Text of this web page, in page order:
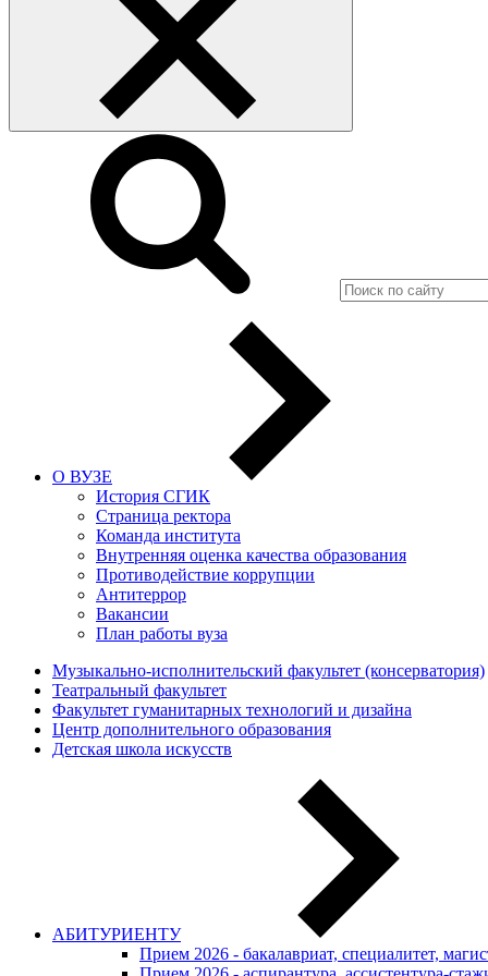
О ВУЗЕ
История СГИК
Страница ректора
Команда института
Внутренняя оценка качества образования
Противодействие коррупции
Антитеррор
Вакансии
План работы вуза
Музыкально-исполнительский факультет (консерватория)
Театральный факультет
Факультет гуманитарных технологий и дизайна
Центр дополнительного образования
Детская школа искусств
АБИТУРИЕНТУ
Прием 2026 - бакалавриат, специалитет,